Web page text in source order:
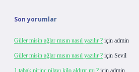
Son yorumlar
Güler misin ağlar mısın nasıl yazılır ? için admin
Güler misin ağlar mısın nasıl yazılır ? için Sevil
1 tabak pirinç pilavı kilo aldırır mı ? için admin